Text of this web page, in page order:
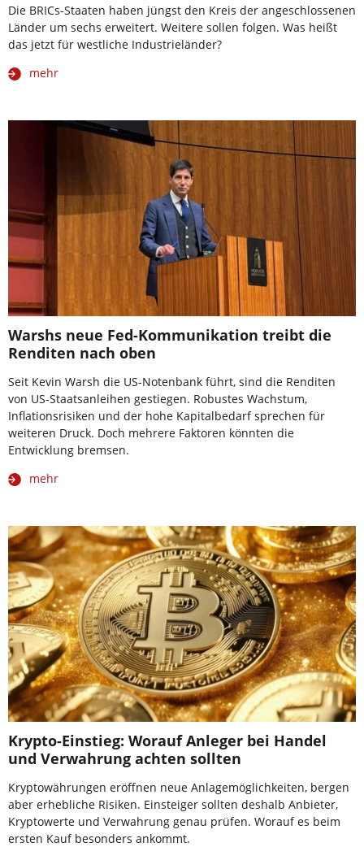
Die BRICs-Staaten haben jüngst den Kreis der angeschlossenen
Länder um sechs erweitert. Weitere sollen folgen. Was heißt
das jetzt für westliche Industrieländer?
mehr
Warshs neue Fed-Kommunikation treibt die
Renditen nach oben
Seit Kevin Warsh die US-Notenbank führt, sind die Renditen
von US-Staatsanleihen gestiegen. Robustes Wachstum,
Inflationsrisiken und der hohe Kapitalbedarf sprechen für
weiteren Druck. Doch mehrere Faktoren könnten die
Entwicklung bremsen.
mehr
Krypto-Einstieg: Worauf Anleger bei Handel
und Verwahrung achten sollten
Kryptowährungen eröffnen neue Anlagemöglichkeiten, bergen
aber erhebliche Risiken. Einsteiger sollten deshalb Anbieter,
Kryptowerte und Verwahrung genau prüfen. Worauf es beim
ersten Kauf besonders ankommt.